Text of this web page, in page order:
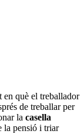
en què el treballador
de treballar per
la casella
la pensió i triar